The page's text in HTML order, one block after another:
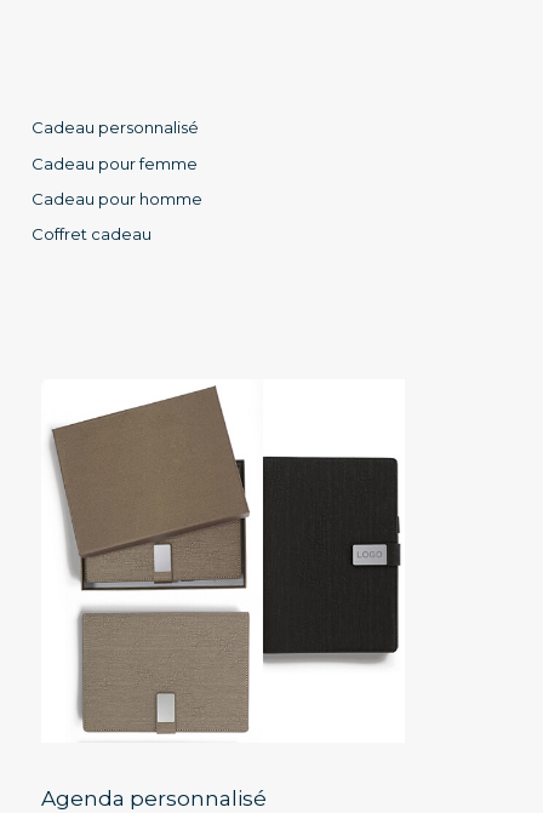
Cadeau personnalisé
Cadeau pour femme
Cadeau pour homme
Coffret cadeau
Agenda personnalisé